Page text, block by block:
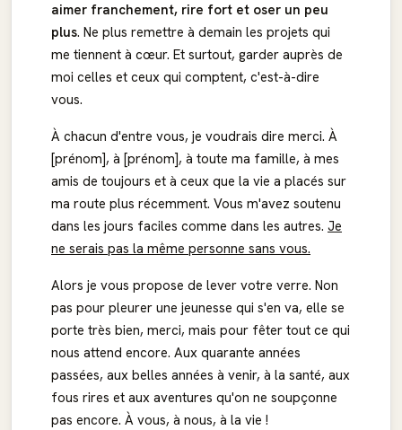
aimer franchement, rire fort et oser un peu
plus. Ne plus remettre à demain les projets qui
me tiennent à cœur. Et surtout, garder auprès de
moi celles et ceux qui comptent, c'est-à-dire
vous.
À chacun d'entre vous, je voudrais dire merci. À
[prénom], à [prénom], à toute ma famille, à mes
amis de toujours et à ceux que la vie a placés sur
ma route plus récemment. Vous m'avez soutenu
dans les jours faciles comme dans les autres. Je
ne serais pas la même personne sans vous.
Alors je vous propose de lever votre verre. Non
pas pour pleurer une jeunesse qui s'en va, elle se
porte très bien, merci, mais pour fêter tout ce qui
nous attend encore. Aux quarante années
passées, aux belles années à venir, à la santé, aux
fous rires et aux aventures qu'on ne soupçonne
pas encore. À vous, à nous, à la vie !